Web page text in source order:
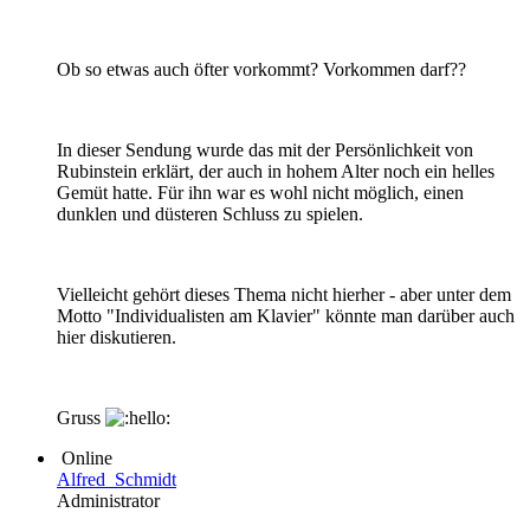
Ob so etwas auch öfter vorkommt? Vorkommen darf??
In dieser Sendung wurde das mit der Persönlichkeit von
Rubinstein erklärt, der auch in hohem Alter noch ein helles
Gemüt hatte. Für ihn war es wohl nicht möglich, einen
dunklen und düsteren Schluss zu spielen.
Vielleicht gehört dieses Thema nicht hierher - aber unter dem
Motto "Individualisten am Klavier" könnte man darüber auch
hier diskutieren.
Gruss
Online
Alfred_Schmidt
Administrator